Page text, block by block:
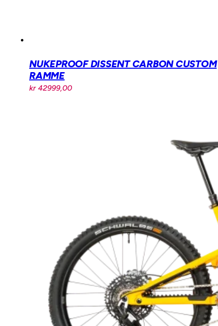
NUKEPROOF DISSENT CARBON CUSTOM
RAMME
kr 42999,00